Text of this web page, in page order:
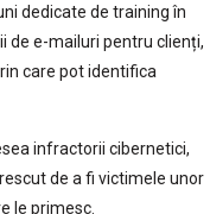
dedicate de training în
de e-mailuri pentru clienți,
care pot identifica
infractorii cibernetici,
de a fi victimele unor
le primesc.